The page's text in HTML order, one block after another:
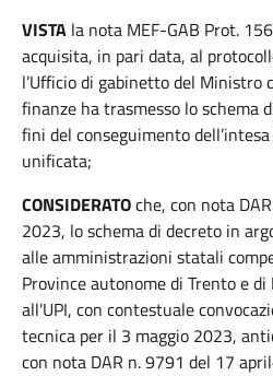
VISTA la nota MEF-GAB Prot.
acquisita, in pari data, al
l’Ufficio di gabinetto del Ministro
finanze ha trasmesso lo schema
fini del conseguimento
unificata;
CONSIDERATOche, con nota
2023, lo schema di decreto in
alle amministrazioni statali
Province autonome di Trento e di
all’UPI, con contestuale
tecnica per il 3 maggio 2023,
con nota DAR n. 9791 del 17